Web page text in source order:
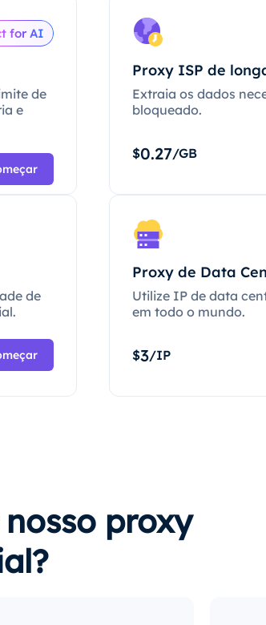
for AI
de
e
Proxy ISP de
Extraia os dados
bloqueado.
$0.27/GB
de
Proxy de Data
Utilize IP de data
em todo o mundo.
$3/IP
proxy